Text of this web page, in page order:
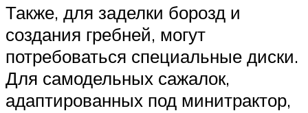
Также, для заделки борозд и
создания гребней, могут
потребоваться специальные диски.
Для самодельных сажалок,
адаптированных под минитрактор,